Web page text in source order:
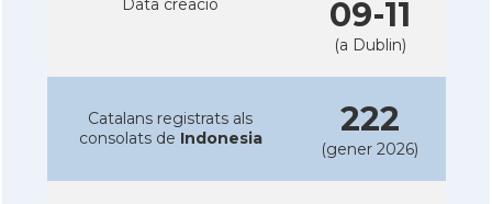
Data creacio
09-11
(a Dublin)
Catalans registrats als
consolats de Indonesia 222
(gener 2026)